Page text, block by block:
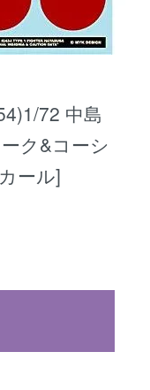
72 中島
ク&コーシ
ール]